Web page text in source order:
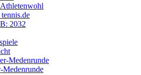
2032
Medenrunde
Medenrunde